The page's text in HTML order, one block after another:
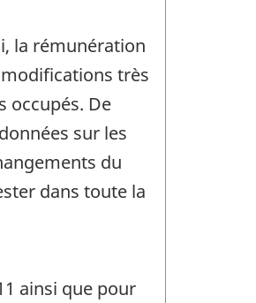
la rémunération
très
occupés. De
sur les
du
dans toute la
ainsi que pour